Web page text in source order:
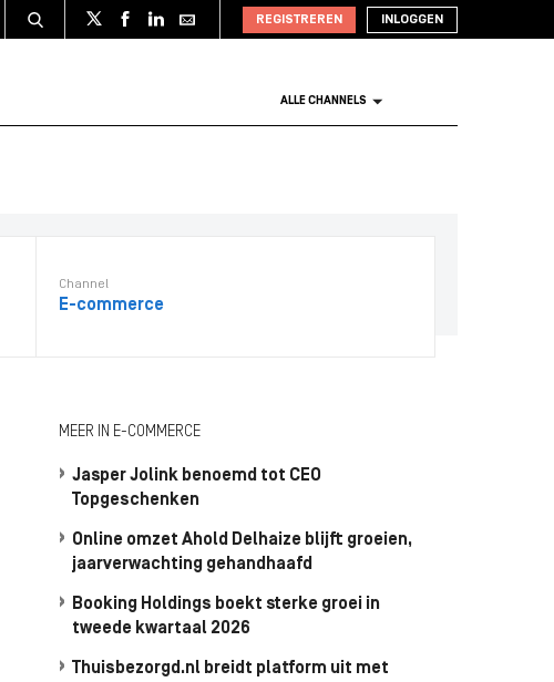
REGISTREREN INLOGGEN
ALLE CHANNELS
Channel
E-commerce
MEER IN E-COMMERCE
Jasper Jolink benoemd tot CEO
Topgeschenken
Online omzet Ahold Delhaize blijft groeien,
jaarverwachting gehandhaafd
Booking Holdings boekt sterke groei in
tweede kwartaal 2026
Thuisbezorgd.nl breidt platform uit met